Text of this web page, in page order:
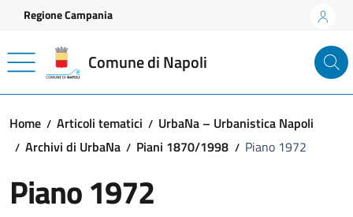
Vai ai contenuti
Vai al footer
Regione Campania
Comune di Napoli
Home Articoli tematici
UrbaNa – Urbanistica Napoli
Archivi di UrbaNa
Piani 1870/1998 Piano 1972
Piano 1972